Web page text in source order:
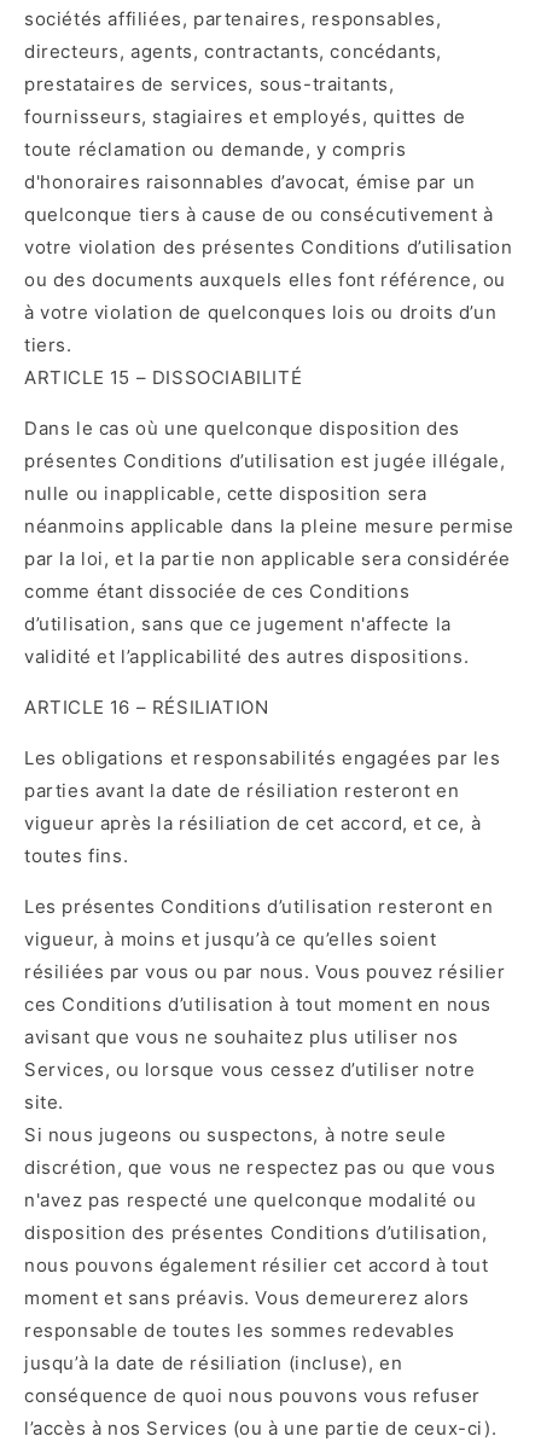
sociétés affiliées, partenaires, responsables,
directeurs, agents, contractants, concédants,
prestataires de services, sous-traitants,
fournisseurs, stagiaires et employés, quittes de
toute réclamation ou demande, y compris
d'honoraires raisonnables d’avocat, émise par un
quelconque tiers à cause de ou consécutivement à
votre violation des présentes Conditions d’utilisation
ou des documents auxquels elles font référence, ou
à votre violation de quelconques lois ou droits d’un
tiers.
ARTICLE 15 – DISSOCIABILITÉ
Dans le cas où une quelconque disposition des
présentes Conditions d’utilisation est jugée illégale,
nulle ou inapplicable, cette disposition sera
néanmoins applicable dans la pleine mesure permise
par la loi, et la partie non applicable sera considérée
comme étant dissociée de ces Conditions
d’utilisation, sans que ce jugement n'affecte la
validité et l’applicabilité des autres dispositions.
ARTICLE 16 – RÉSILIATION
Les obligations et responsabilités engagées par les
parties avant la date de résiliation resteront en
vigueur après la résiliation de cet accord, et ce, à
toutes fins.
Les présentes Conditions d’utilisation resteront en
vigueur, à moins et jusqu’à ce qu’elles soient
résiliées par vous ou par nous. Vous pouvez résilier
ces Conditions d’utilisation à tout moment en nous
avisant que vous ne souhaitez plus utiliser nos
Services, ou lorsque vous cessez d’utiliser notre
site.
Si nous jugeons ou suspectons, à notre seule
discrétion, que vous ne respectez pas ou que vous
n'avez pas respecté une quelconque modalité ou
disposition des présentes Conditions d’utilisation,
nous pouvons également résilier cet accord à tout
moment et sans préavis. Vous demeurerez alors
responsable de toutes les sommes redevables
jusqu’à la date de résiliation (incluse), en
conséquence de quoi nous pouvons vous refuser
l’accès à nos Services (ou à une partie de ceux-ci).